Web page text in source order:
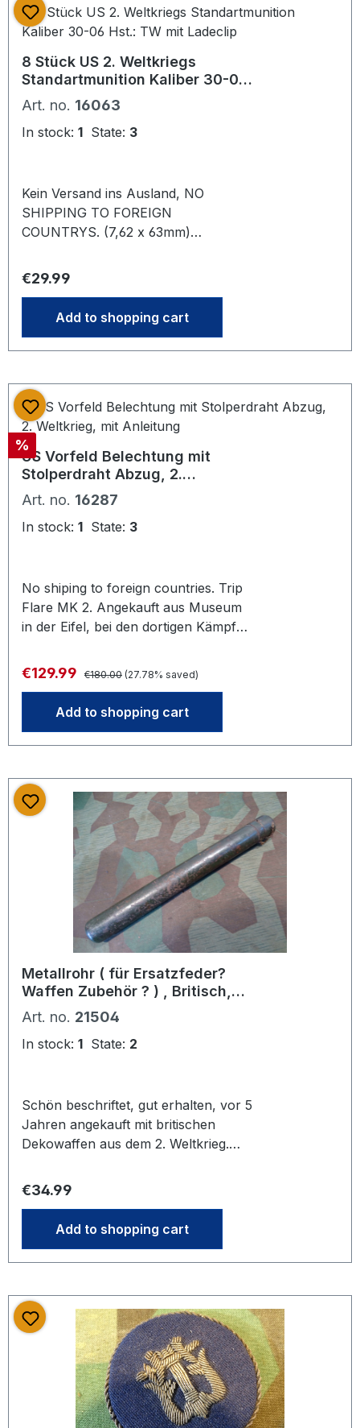
Zustands. Mehrere bei Bestellung
vorrätig. Es kann daher bei Lieferung
8 Stück US 2. Weltkriegs
Standartmunition Kaliber 30-06
Hst.: TW mit Ladeclip
Art. no. 16063
In stock: 1 State: 3
Kein Versand ins Ausland, NO
SHIPPING TO FOREIGN
COUNTRYS. (7,62 x 63mm)
und Repetiergewehr Springfield Mod.
zum Teil auch noch geführt wurde) .
etc. . Bodenplatten gestempelt mit
Jahreszahl aus dere Zeit von von
Twin Cities Ordnance Plant,
Minneapolis, Minnesota, produzierte
von 1941-45, Munition Kaliber .30,
.45 und .50. Komplett delaboriert,
ohne Pulverfüllung. Frei verkäuflich
ab 18 Jahren. Bei Bestellung bitte
Altersnachweis mailen oder schicken
( Kopie / Foto vom gültigen
Regular price:
€29.99
Add to shopping cart
Discount
%
US Vorfeld Belechtung mit
Stolperdraht Abzug, 2.
Weltkrieg, mit Anleitung
Art. no. 16287
In stock: 1 State: 3
No shiping to foreign countries. Trip
Flare MK 2. Angekauft aus Museum
in der Eifel, bei den dortigen Kämpfen
geblieben. Mit einliegendem Zettel "-
gefunden 1975 bei Forsthaus
Raffelsbrand / Eifel " . Mit Original
Bedienungsanleitung !!!. SEHR
SELTEN Anbei ein Ausdruck des
Modells M 48. Bei Bestellung bitte
Altersnachweis schicken oder mailen
( Kopie vom Personalausweis)
Sale price:
€129.99 Regular price:
€180.00 (27.78% saved)
Add to shopping cart
Metallrohr ( für Ersatzfeder?
Waffen Zubehör ? ) , Britisch,
Case ST No 2, MK I, O.S.15025.
B.E.L.Td
Art. no. 21504
In stock: 1 State: 2
Schön beschriftet, gut erhalten, vor 5
Jahren angekauft mit britischen
Dekowaffen aus dem 2. Weltkrieg.
Über Hinweise zur genauen
man lernt nie aus...
Regular price:
€34.99
Add to shopping cart